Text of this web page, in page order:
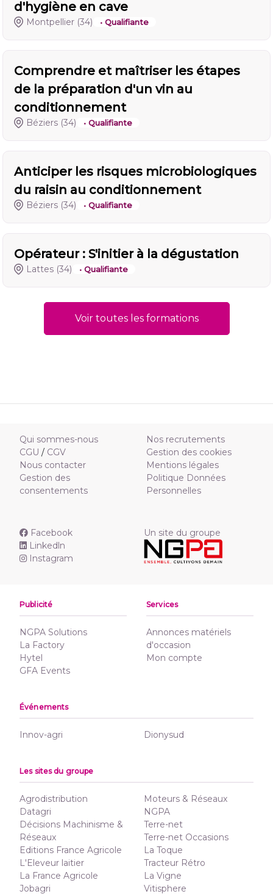
d'hygiène en cave
Montpellier (34) • Qualifiante
Comprendre et maîtriser les étapes
de la préparation d'un vin au
conditionnement
Béziers (34) • Qualifiante
Anticiper les risques microbiologiques
du raisin au conditionnement
Béziers (34) • Qualifiante
Opérateur : S'initier à la dégustation
Lattes (34) • Qualifiante
Voir toutes les formations
Qui sommes-nous
CGU / CGV
Nous contacter
Gestion des
consentements
Nos recrutements
Gestion des cookies
Mentions légales
Politique Données
Personnelles
Facebook
Linkedln
Instagram
Un site du groupe
Publicité
NGPA Solutions
La Factory
Hytel
GFA Events
Services
Annonces matériels
d'occasion
Mon compte
Événements
Innov-agri Dionysud
Les sites du groupe
Agrodistribution
Datagri
Décisions Machinisme &
Réseaux
Editions France Agricole
L'Eleveur laitier
La France Agricole
Jobagri
Moteurs & Réseaux
NGPA
Terre-net
Terre-net Occasions
La Toque
Tracteur Rétro
La Vigne
Vitisphere